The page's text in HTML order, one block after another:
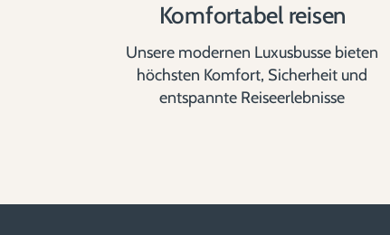
Komfortabel reisen
Unsere modernen Luxusbusse bieten
höchsten Komfort, Sicherheit und
entspannte Reiseerlebnisse